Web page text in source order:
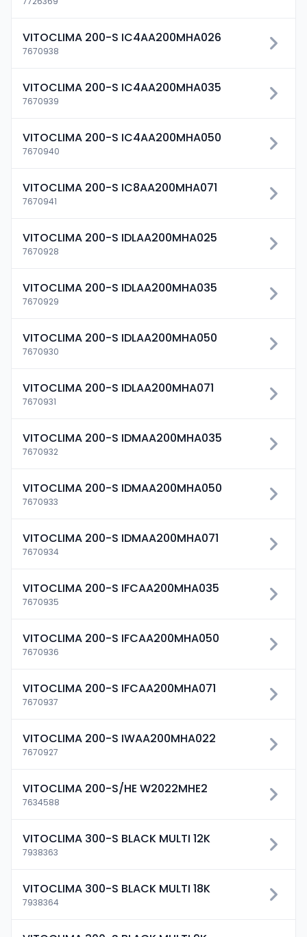
VITOCLIMA 200-S IC4AA200MHA026
7670938
VITOCLIMA 200-S IC4AA200MHA035
7670939
VITOCLIMA 200-S IC4AA200MHA050
7670940
VITOCLIMA 200-S IC8AA200MHA071
7670941
VITOCLIMA 200-S IDLAA200MHA025
7670928
VITOCLIMA 200-S IDLAA200MHA035
7670929
VITOCLIMA 200-S IDLAA200MHA050
7670930
VITOCLIMA 200-S IDLAA200MHA071
7670931
VITOCLIMA 200-S IDMAA200MHA035
7670932
VITOCLIMA 200-S IDMAA200MHA050
7670933
VITOCLIMA 200-S IDMAA200MHA071
7670934
VITOCLIMA 200-S IFCAA200MHA035
7670935
VITOCLIMA 200-S IFCAA200MHA050
7670936
VITOCLIMA 200-S IFCAA200MHA071
7670937
VITOCLIMA 200-S IWAA200MHA022
7670927
VITOCLIMA 200-S/HE W2022MHE2
7634588
VITOCLIMA 300-S BLACK MULTI 12K
7938363
VITOCLIMA 300-S BLACK MULTI 18K
7938364